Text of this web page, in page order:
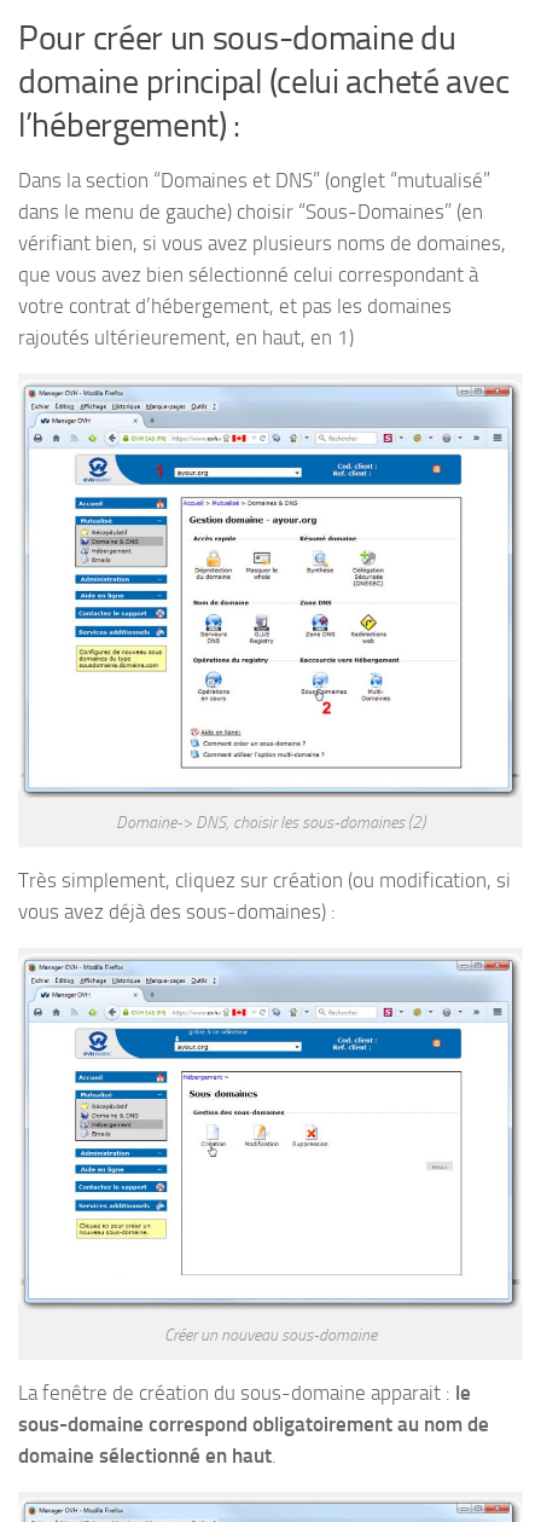
Pour créer un sous-domaine du
domaine principal (celui acheté avec
l’hébergement) :
Dans la section “Domaines et DNS” (onglet “mutualisé”
dans le menu de gauche) choisir “Sous-Domaines” (en
vérifiant bien, si vous avez plusieurs noms de domaines,
que vous avez bien sélectionné celui correspondant à
votre contrat d’hébergement, et pas les domaines
rajoutés ultérieurement, en haut, en 1)
Domaine-> DNS, choisir les sous-domaines (2)
Très simplement, cliquez sur création (ou modification, si
vous avez déjà des sous-domaines) :
Créer un nouveau sous-domaine
La fenêtre de création du sous-domaine apparait : le
sous-domaine correspond obligatoirement au nom de
domaine sélectionné en haut.